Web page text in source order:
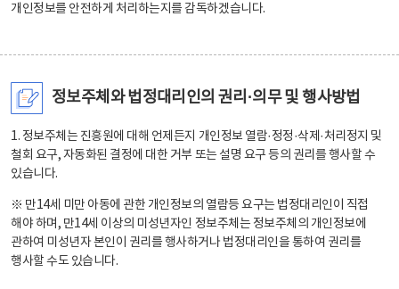
개인정보를 안전하게 처리하는지를 감독하겠습니다.
정보주체와 법정대리인의 권리·의무 및 행사방법
1. 정보주체는 진흥원에 대해 언제든지 개인정보 열람·정정·삭제·처리정지 및
철회 요구, 자동화된 결정에 대한 거부 또는 설명 요구 등의 권리를 행사할 수
있습니다.
※ 만14세 미만 아동에 관한 개인정보의 열람등 요구는 법정대리인이 직접
해야 하며, 만14세 이상의 미성년자인 정보주체는 정보주체의 개인정보에
관하여 미성년자 본인이 권리를 행사하거나 법정대리인을 통하여 권리를
행사할 수도 있습니다.